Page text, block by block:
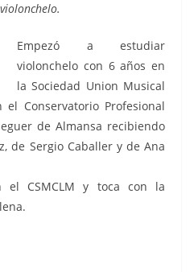
violonchelo.
Empezó a estudiar
violonchelo con 6 años en
la Sociedad Union Musical
Conservatorio Profesional
de Almansa recibiendo
de Sergio Caballer y de Ana
el CSMCLM y toca con la